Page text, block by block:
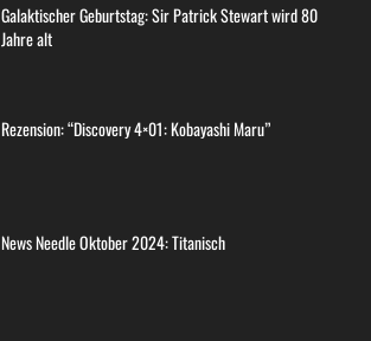
Galaktischer Geburtstag: Sir Patrick Stewart wird 80
Jahre alt
Rezension: “Discovery 4×01: Kobayashi Maru”
News Needle Oktober 2024: Titanisch